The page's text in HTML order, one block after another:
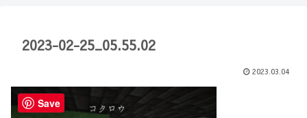
2023-02-25_05.55.02
2023.03.04
Save